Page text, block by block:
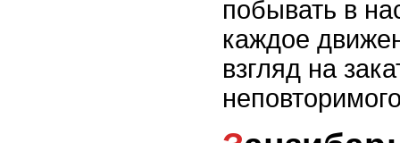
побывать в
каждое
взгляд на